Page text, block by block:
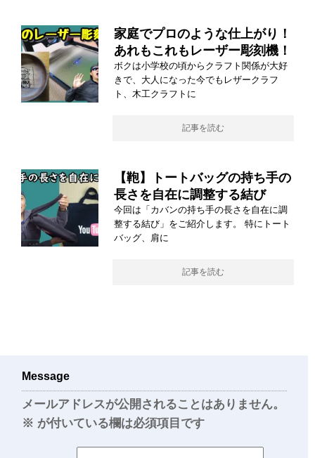
家庭でプロのような仕上がり！
あれもこれもレーザー彫刻機！
ボクは小学校の頃からクラフト関係が大好
きで、大人になった今でもレザークラフ
ト、木工クラフトに
記事を読む
【鞄】トートバッグの持ち手の
長さを自在に調整する結び
今回は「カバンの持ち手の長さを自在に調
整する結び」をご紹介します。 特にトート
バッグ、肩に
記事を読む
Message
メールアドレスが公開されることはありません。
※ が付いている欄は必須項目です